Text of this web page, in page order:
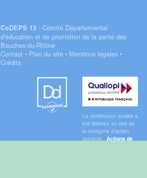
CoDEPS 13- Comité Départemental
d'éducation et de promotion de la santé des
Bouches-du-Rhône
Contact • Plan du site• Mentions légales•
Crédits
Qualiopi
La certification qualité a
été délivrée au titre de
la catégorie d'action
suivante :Actions de